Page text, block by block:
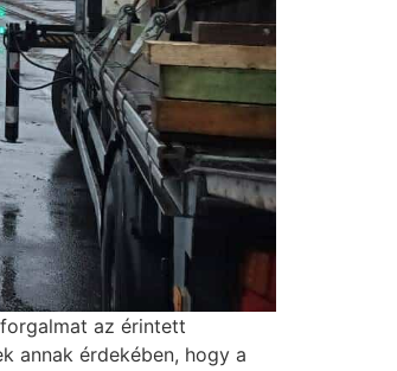
az érintett
annak érdekében, hogy a